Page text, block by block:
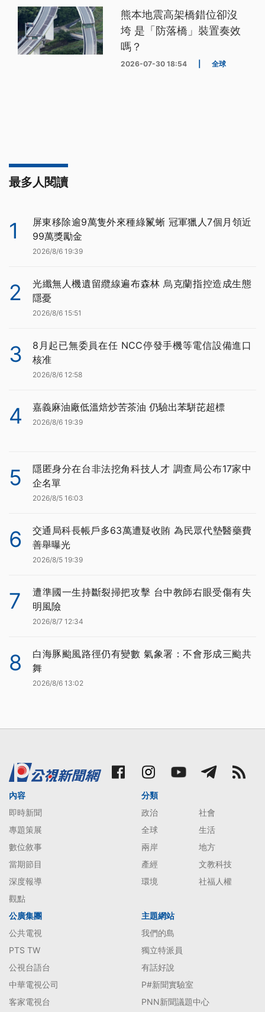
熊本地震高架橋錯位卻沒
垮 是「防落橋」裝置奏效
嗎？
2026-07-30 18:54 全球
最多人閱讀
1
屏東移除逾9萬隻外來種綠鬣蜥 冠軍獵人7個月領近
99萬獎勵金
2026/8/6 19:39
2
光纖無人機遺留纜線遍布森林 烏克蘭指控造成生態
隱憂
2026/8/6 15:51
3
8月起已無委員在任 NCC停發手機等電信設備進口
核准
2026/8/6 12:58
4 嘉義麻油廠低溫焙炒苦茶油 仍驗出苯駢芘超標
2026/8/6 19:39
5
隱匿身分在台非法挖角科技人才 調查局公布17家中
企名單
2026/8/5 16:03
6
交通局科長帳戶多63萬遭疑收賄 為民眾代墊醫藥費
善舉曝光
2026/8/5 19:39
7
遭準國一生持斷裂掃把攻擊 台中教師右眼受傷有失
明風險
2026/8/7 12:34
8
白海豚颱風路徑仍有變數 氣象署：不會形成三颱共
舞
2026/8/6 13:02
內容
即時新聞
專題策展
數位敘事
當期節目
深度報導
觀點
分類
政治
社會
全球
生活
兩岸
地方
產經
文教科技
環境
社福人權
公廣集團
公共電視
PTS TW
公視台語台
中華電視公司
客家電視台
主題網站
我們的島
獨立特派員
有話好說
P#新聞實驗室
PNN新聞議題中心